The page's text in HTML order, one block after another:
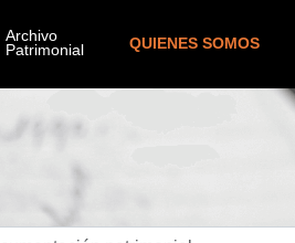
QUIENES SOMOS